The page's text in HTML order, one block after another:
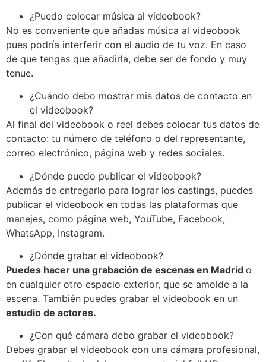
¿Puedo colocar música al videobook?
No es conveniente que añadas música al videobook
pues podría interferir con el audio de tu voz. En caso
de que tengas que añadirla, debe ser de fondo y muy
tenue.
¿Cuándo debo mostrar mis datos de contacto en
el videobook?
Al final del videobook o reel debes colocar tus datos de
contacto: tu número de teléfono o del representante,
correo electrónico, página web y redes sociales.
¿Dónde puedo publicar el videobook?
Además de entregarlo para lograr los castings, puedes
publicar el videobook en todas las plataformas que
manejes, como página web, YouTube, Facebook,
WhatsApp, Instagram.
¿Dónde grabar el videobook?
Puedes hacer una grabación de escenas en Madrid o
en cualquier otro espacio exterior, que se amolde a la
escena. También puedes grabar el videobook en un
estudio de actores.
¿Con qué cámara debo grabar el videobook?
Debes grabar el videobook con una cámara profesional,